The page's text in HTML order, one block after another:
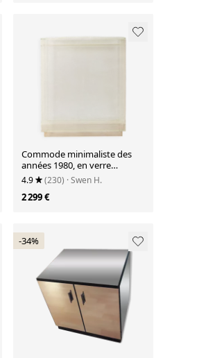
Commode minimaliste des
années 1980, en verre
acrylique, pièce unique.
4.9 (230) · Swen H.
2 299 €
-34%